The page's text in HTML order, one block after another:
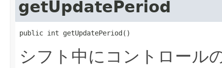
getUpdatePeriod
public int getUpdatePeriod()
シフト中にコントロール